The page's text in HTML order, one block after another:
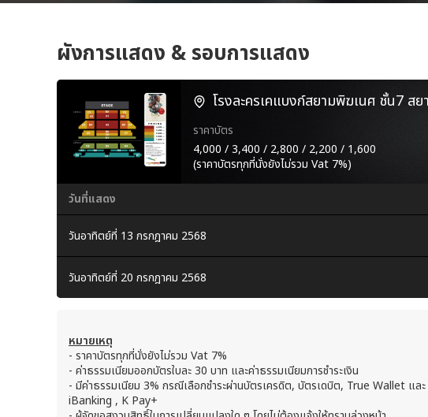
ผังการแสดง & รอบการแสดง
โรงละครเคแบงก์สยามพิฆเนศ ชั้น7 ส
ราคาบัตร
4,000 / 3,400 / 2,800 / 2,200 / 1,600
(ราคาบัตรทุกที่นั่งยังไม่รวม Vat 7%)
วันที่แสดง
วันอาทิตย์ที่ 13 กรกฎาคม 2568
วันอาทิตย์ที่ 20 กรกฎาคม 2568
หมายเหตุ
- ราคาบัตรทุกที่นั่งยังไม่รวม Vat 7%
- ค่าธรรมเนียมออกบัตรใบละ 30 บาท และค่าธรรมเนียมการชำระเงิน
- มีค่าธรรมเนียม 3% กรณีเลือกชำระผ่านบัตรเครดิต, บัตรเดบิต, True Wallet แล
iBanking , K Pay+